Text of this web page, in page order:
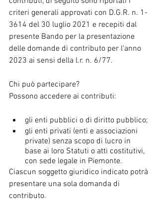
criteri generali approvati con D.G.R. n. 1-
3614 del 30 luglio 2021 e recepiti dal
presente Bando per la presentazione
delle domande di contributo per l'anno
2023 ai sensi della l.r. n. 6/77.
Chi può partecipare?
Possono accedere ai contributi:
gli enti pubblici o di diritto pubblico;
gli enti privati (enti e associazioni
private) senza scopo di lucro in
base ai loro Statuti o atti costitutivi,
con sede legale in Piemonte.
Ciascun soggetto giuridico indicato potrà
presentare una sola domanda di
contributo.